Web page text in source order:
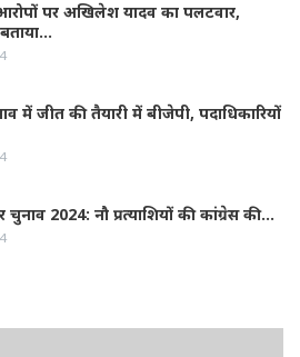
पर अखिलेश यादव का पलटवार,
में जीत की तैयारी में बीजेपी, पदाधिकारियों
2024: नौ प्रत्‍याशियों की कांग्रेस की…